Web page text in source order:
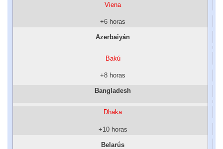
Viena
+6 horas
Azerbaiyán
Bakú
+8 horas
Bangladesh
Dhaka
+10 horas
Belarús